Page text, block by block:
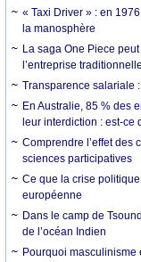
« Taxi Driver » : en
la manosphère
La saga One Piece
l’entreprise
Transparence salariale
En Australie, 85 % des
leur interdiction : est-ce
Comprendre l’effet des
sciences participatives
Ce que la crise
européenne
Dans le camp de
de l’océan Indien
Pourquoi masculinisme